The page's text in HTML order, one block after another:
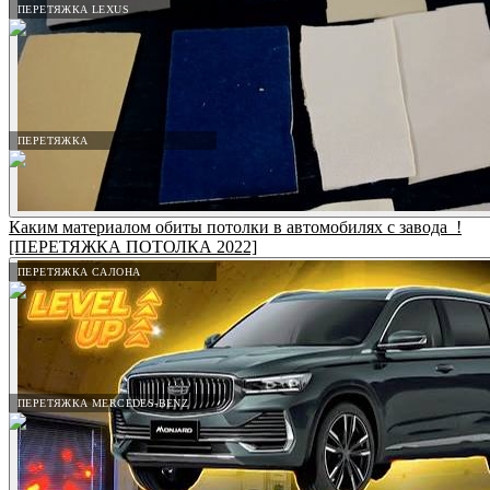
ПЕРЕТЯЖКА LEXUS
ПЕРЕТЯЖКА
ПЕРЕТЯЖКА САЛОНА
ПЕРЕТЯЖКА MERCEDES-BENZ
Каким материалом обиты потолки в автомобилях с завода_!
[ПЕРЕТЯЖКА ПОТОЛКА 2022]